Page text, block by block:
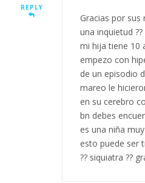
REPLY
Gracias por
una inquietud ??
mi hija tiene 10
empezo con
de un episodio
mareo le
en su cerebro
bn debes
es una niña
esto puede ser
?? siquiatra ??